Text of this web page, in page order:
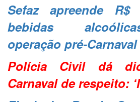
Sefaz apreende
bebidas
operação pré-Carnaval
Polícia Civil dá
Carnaval de respeito: